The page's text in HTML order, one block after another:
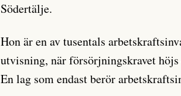
Södertälje.
Hon är en av tusentals
utvisning, när försörjningskravet
En lag som endast berör